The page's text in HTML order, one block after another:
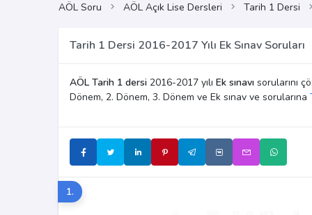
AÖL Soru AÖL Açık Lise Dersleri Tarih 1 Dersi
Tarih 1 Dersi 2016-2017 Yılı Ek Sınav Soruları
AÖL Tarih 1 dersi 2016-2017 yılı Ek sınavı sorularını
Dönem, 2. Dönem, 3. Dönem ve Ek sınav ve sorularına
1.